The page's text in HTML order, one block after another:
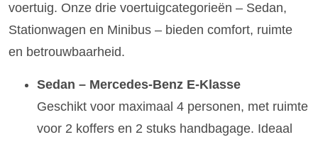
voertuig. Onze drie voertuigcategorieën – Sedan,
Stationwagen en Minibus – bieden comfort, ruimte
en betrouwbaarheid.
Sedan – Mercedes-Benz E-Klasse
Geschikt voor maximaal 4 personen, met ruimte
voor 2 koffers en 2 stuks handbagage. Ideaal